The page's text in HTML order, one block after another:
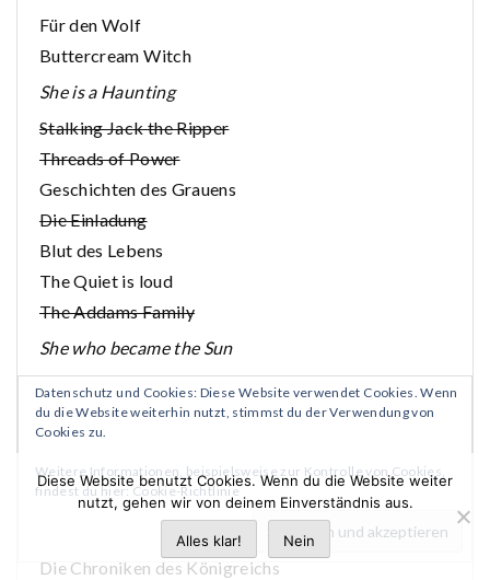
Für den Wolf
Buttercream Witch
She is a Haunting
Stalking Jack the Ripper
Threads of Power
Geschichten des Grauens
Die Einladung
Blut des Lebens
The Quiet is loud
The Addams Family
She who became the Sun
The Isle of the Gods
The Many Deaths of Laila Starr
Zetman 2
Brutal 2
Die Chroniken des Königreichs
Datenschutz und Cookies: Diese Website verwendet Cookies. Wenn
du die Website weiterhin nutzt, stimmst du der Verwendung von
Cookies zu.
Weitere Informationen, beispielsweise zur Kontrolle von Cookies,
findest du hier:Cookie-Richtlinie
Diese Website benutzt Cookies. Wenn du die Website weiter
nutzt, gehen wir von deinem Einverständnis aus.
Alles klar! Nein